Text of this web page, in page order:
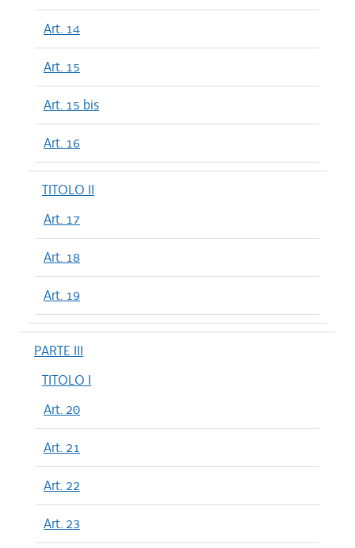
Art. 14
Art. 15
Art. 15 bis
Art. 16
TITOLO II
Art. 17
Art. 18
Art. 19
PARTE III
TITOLO I
Art. 20
Art. 21
Art. 22
Art. 23